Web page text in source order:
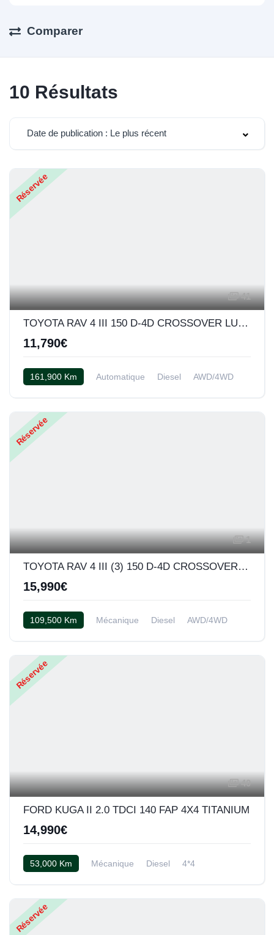
Comparer
10 Résultats
Date de publication : Le plus récent
Réservée
41
TOYOTA RAV 4 III 150 D-4D CROSSOVER LUXE BVA AWD
11,790€
161,900 Km Automatique Diesel
AWD/4WD
Réservée
1
TOYOTA RAV 4 III (3) 150 D-4D CROSSOVER EXECUTIVE AWD
15,990€
109,500 Km Mécanique Diesel
AWD/4WD
Réservée
40
FORD KUGA II 2.0 TDCI 140 FAP 4X4 TITANIUM
14,990€
53,000 Km Mécanique Diesel
4*4
Réservée